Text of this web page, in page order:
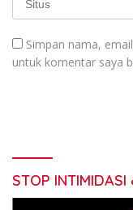
Simpan nama,
untuk komentar saya
STOP